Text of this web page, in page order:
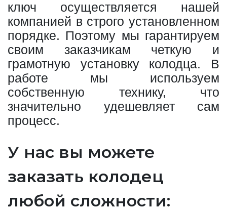
ключ осуществляется нашей
компанией в строго установленном
порядке. Поэтому мы гарантируем
своим заказчикам четкую и
грамотную установку колодца. В
работе мы используем
собственную технику, что
значительно удешевляет сам
процесс.
У нас вы можете
заказать колодец
любой сложности: